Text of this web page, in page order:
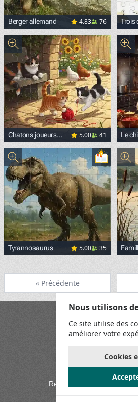
<p><a href="https://
Berger allemand 4.83 76 Trois
Chatons joueurs
dans la cour
5.00 41 Le
Tyrannosaurus 5.00 35
un
« Précédente
Rejoignez-nous sur les
Playground
Conditions
Règles du jeu
Contactez-
Nous utilisons
Ce site utilise des
améliorer votre
Cookies